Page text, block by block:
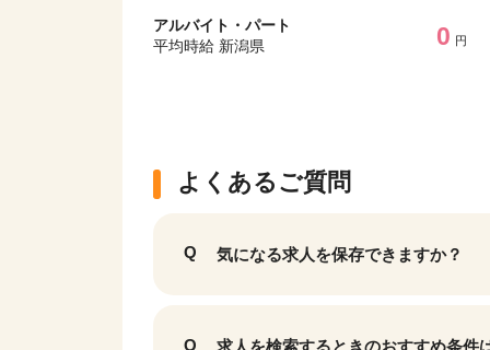
アルバイト・パート
平均時給 新潟県
0 円
よくあるご質問
気になる求人を保存できますか？